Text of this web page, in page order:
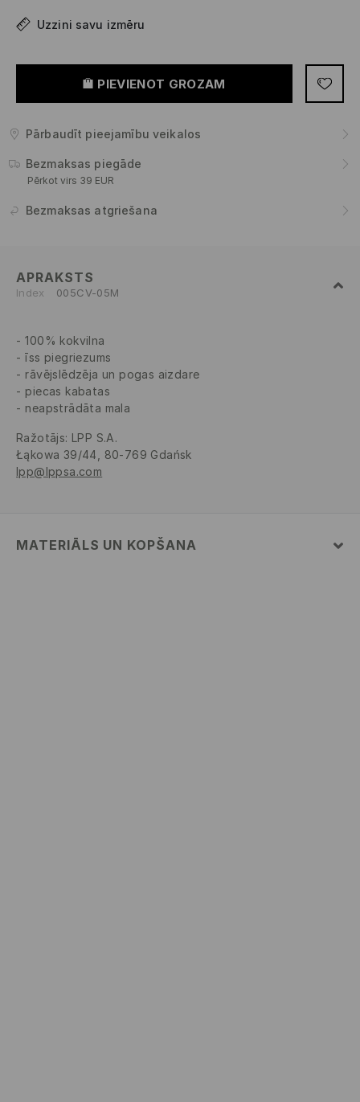
Uzzini savu izmēru
PIEVIENOT GROZAM
Pārbaudīt pieejamību veikalos
Bezmaksas piegāde
Pērkot virs 39 EUR
Bezmaksas atgriešana
APRAKSTS
Index 005CV-05M
100% kokvilna
īss piegriezums
rāvējslēdzēja un pogas aizdare
piecas kabatas
neapstrādāta mala
Ražotājs: LPP S.A.
Łąkowa 39/44, 80-769 Gdańsk
lpp@lppsa.com
MATERIĀLS UN KOPŠANA